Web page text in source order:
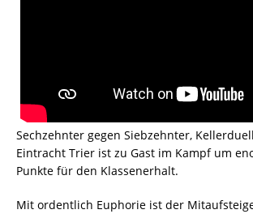
Sechzehnter gegen Siebzehnter,
Eintracht Trier ist zu Gast im Kampf um
Punkte für den Klassenerhalt.
Mit ordentlich Euphorie ist der